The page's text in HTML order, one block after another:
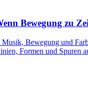
Bewegung zu
Bewegung und
Formen und Spuren